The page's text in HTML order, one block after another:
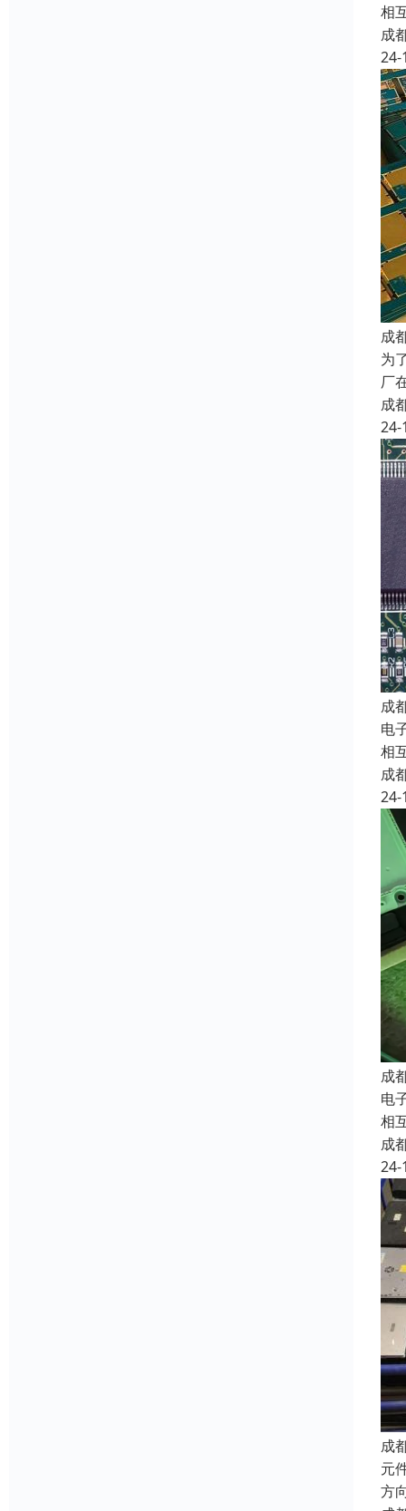
相
成
24-
成
为
厂
成
24-
成
电
相
成
24-
成
电
相
成
24-
成
元
方